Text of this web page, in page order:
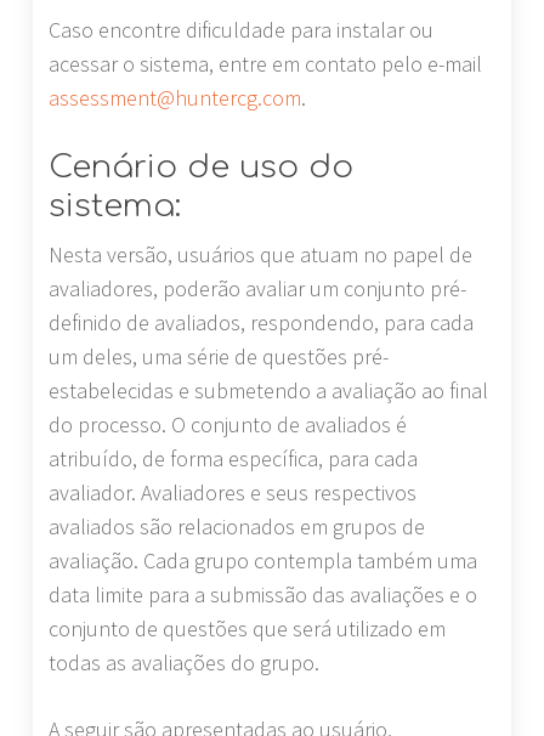
Caso encontre dificuldade para instalar ou
acessar o sistema, entre em contato pelo e-mail
assessment@huntercg.com.
Cenário de uso do
sistema:
Nesta versão, usuários que atuam no papel de
avaliadores, poderão avaliar um conjunto pré-
definido de avaliados, respondendo, para cada
um deles, uma série de questões pré-
estabelecidas e submetendo a avaliação ao final
do processo. O conjunto de avaliados é
atribuído, de forma específica, para cada
avaliador. Avaliadores e seus respectivos
avaliados são relacionados em grupos de
avaliação. Cada grupo contempla também uma
data limite para a submissão das avaliações e o
conjunto de questões que será utilizado em
todas as avaliações do grupo.
A seguir são apresentadas ao usuário,